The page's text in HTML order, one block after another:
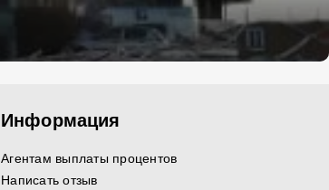
Информация
Агентам выплаты процентов
Написать отзыв